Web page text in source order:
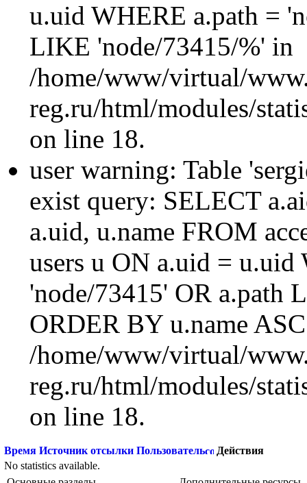
u.uid WHERE a.path =
LIKE 'node/73415/%' in
/home/www/virtual/
reg.ru/html/modules/
on line 18.
user warning: Table
exist query: SELECT
a.uid, u.name FROM
users u ON a.uid = u.uid
'node/73415' OR a.path
ORDER BY u.name
/home/www/virtual/
reg.ru/html/modules/
on line 18.
Время Источник отсылки Пользователь
Действия
No statistics available.